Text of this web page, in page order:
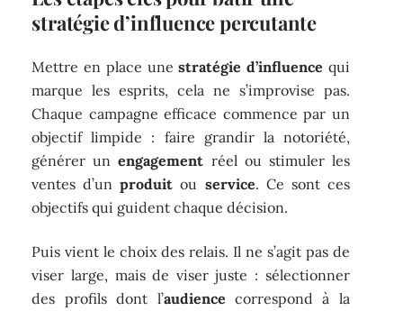
stratégie d’influence percutante
Mettre en place unestratégie d’influence qui
marque les esprits, cela ne s’improvise pas.
Chaque campagne efficace commence par un
objectif limpide : faire grandir la notoriété,
générer unengagement réel ou stimuler les
ventes d’unproduit ou service. Ce sont ces
objectifs qui guident chaque décision.
Puis vient le choix des relais. Il ne s’agit pas de
viser large, mais de viser juste : sélectionner
des profils dont l’audience correspond à la